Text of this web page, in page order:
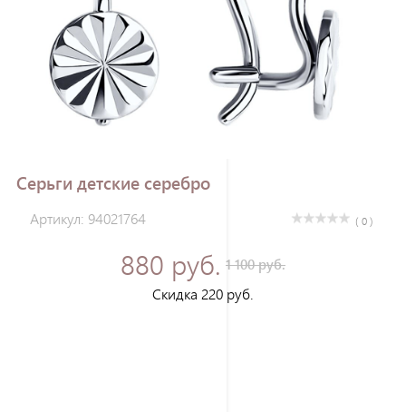
Серьги детские серебро
Артикул: 94021764 ( 0 )
880 руб. 1 100 руб.
Скидка 220 руб.
Зарегистрироваться